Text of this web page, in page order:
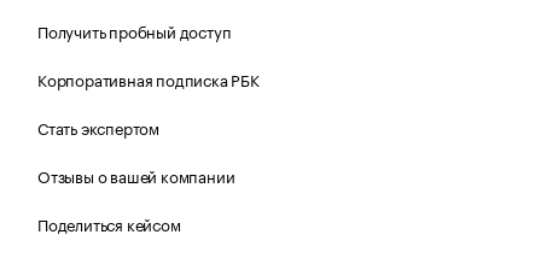
Получить пробный доступ
Корпоративная подписка РБК
Стать экспертом
Отзывы о вашей компании
Поделиться кейсом